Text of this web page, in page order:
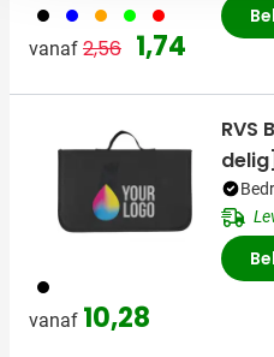
001 005 007 019 008
vanaf Normale prijs
2,56 Speciale prijs
1,74
001
vanaf 10,28
RVS
delig]